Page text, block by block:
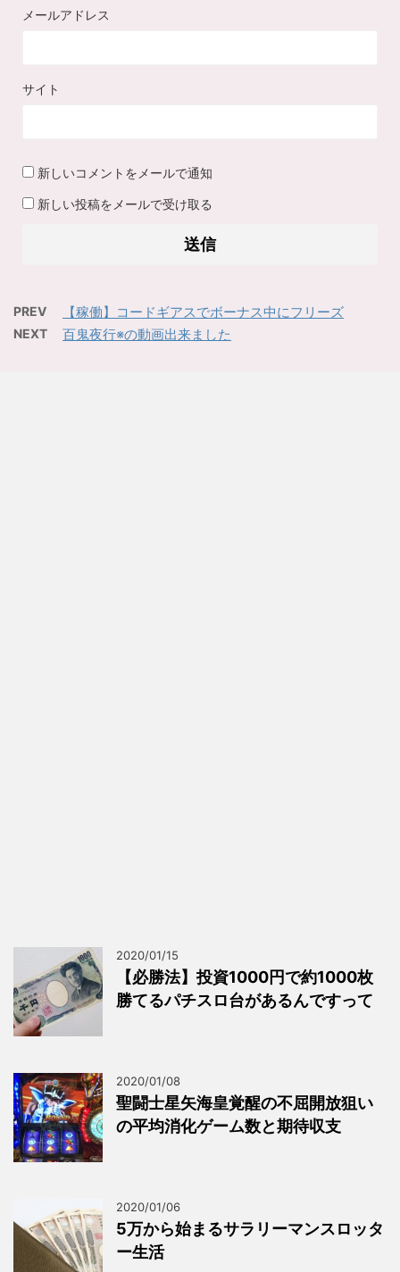
メールアドレス
サイト
新しいコメントをメールで通知
新しい投稿をメールで受け取る
PREV 【稼働】コードギアスでボーナス中にフリーズ
NEXT 百鬼夜行※の動画出来ました
2020/01/15
【必勝法】投資1000円で約1000枚
勝てるパチスロ台があるんですって
2020/01/08
聖闘士星矢海皇覚醒の不屈開放狙い
の平均消化ゲーム数と期待収支
2020/01/06
5万から始まるサラリーマンスロッタ
ー生活